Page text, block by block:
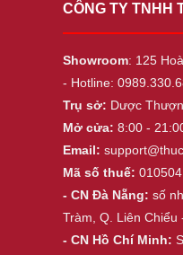
CÔNG TY TNHH
Showroom: 125
- Hotline:
Trụ sở: Dược
Mở cửa: 8:00 -
Email:
Mã số thuế:
- CN Đà Nẵng: số
Tràm, Q. Liên Chiểu
- CN Hồ Chí Minh: